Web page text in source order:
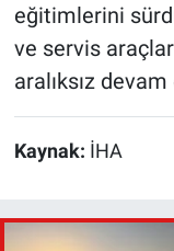
eğitimlerini
ve servis
aralıksız
Kaynak: İHA